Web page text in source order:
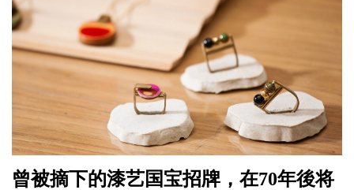
曾被摘下的漆艺国宝招牌，在70年後将